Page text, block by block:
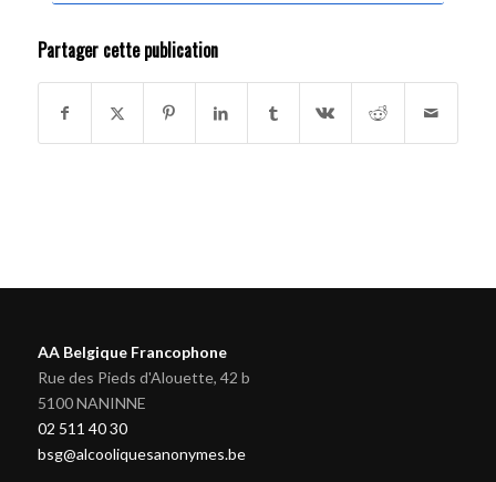
Partager cette publication
AA Belgique Francophone
Rue des Pieds d'Alouette, 42 b
5100 NANINNE
02 511 40 30
bsg@alcooliquesanonymes.be